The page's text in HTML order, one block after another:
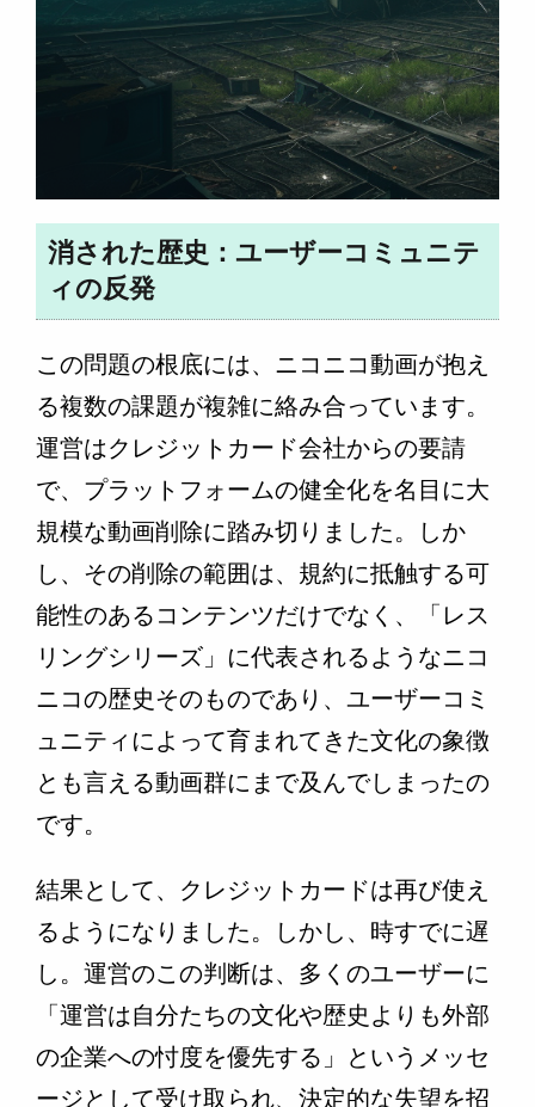
消された歴史：ユーザーコミュニテ
ィの反発
この問題の根底には、ニコニコ動画が抱え
る複数の課題が複雑に絡み合っています。
運営はクレジットカード会社からの要請
で、プラットフォームの健全化を名目に大
規模な動画削除に踏み切りました。しか
し、その削除の範囲は、規約に抵触する可
能性のあるコンテンツだけでなく、「レス
リングシリーズ」に代表されるようなニコ
ニコの歴史そのものであり、ユーザーコミ
ュニティによって育まれてきた文化の象徴
とも言える動画群にまで及んでしまったの
です。
結果として、クレジットカードは再び使え
るようになりました。しかし、時すでに遅
し。運営のこの判断は、多くのユーザーに
「運営は自分たちの文化や歴史よりも外部
の企業への忖度を優先する」というメッセ
ージとして受け取られ、決定的な失望を招